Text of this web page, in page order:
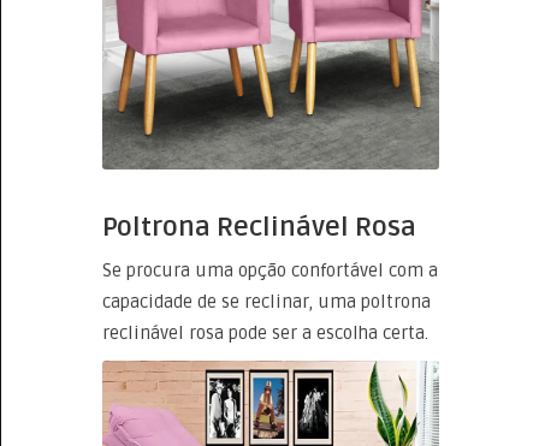
Poltrona Reclinável Rosa
Se procura uma opção confortável com a
capacidade de se reclinar, uma poltrona
reclinável rosa pode ser a escolha certa.